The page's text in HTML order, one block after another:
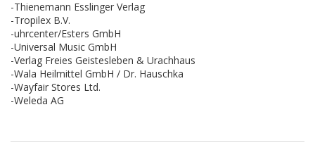
-Thienemann Esslinger Verlag
-Tropilex B.V.
-uhrcenter/Esters GmbH
-Universal Music GmbH
-Verlag Freies Geistesleben & Urachhaus
-Wala Heilmittel GmbH / Dr. Hauschka
-Wayfair Stores Ltd.
-Weleda AG